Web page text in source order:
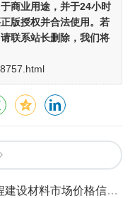
于商业用途，并于24小时
版授权并合法使用。若
联系站长删除，我们将
材料市场价格信息.pdf